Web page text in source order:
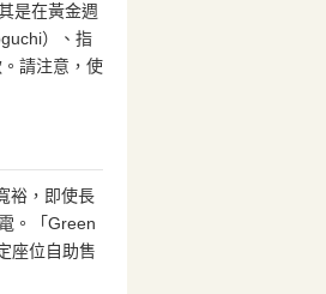
是在黃金週
）、指
請注意，使
裕，即使長
。「Green
座位自助售